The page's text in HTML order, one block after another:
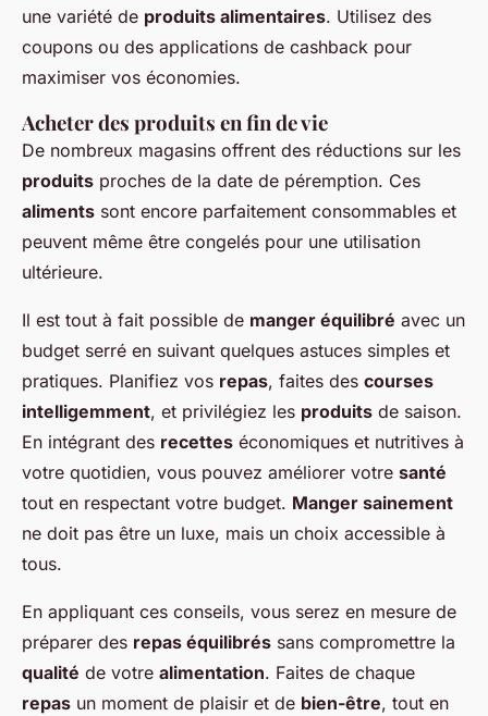
une variété de produits alimentaires. Utilisez des
coupons ou des applications de cashback pour
maximiser vos économies.
Acheter des produits en fin de vie
De nombreux magasins offrent des réductions sur les
produits proches de la date de péremption. Ces
aliments sont encore parfaitement consommables et
peuvent même être congelés pour une utilisation
ultérieure.
Il est tout à fait possible de manger équilibré avec un
budget serré en suivant quelques astuces simples et
pratiques. Planifiez vos repas, faites des courses
intelligemment, et privilégiez les produits de saison.
En intégrant des recettes économiques et nutritives à
votre quotidien, vous pouvez améliorer votre santé
tout en respectant votre budget. Manger sainement
ne doit pas être un luxe, mais un choix accessible à
tous.
En appliquant ces conseils, vous serez en mesure de
préparer des repas équilibrés sans compromettre la
qualité de votre alimentation. Faites de chaque
repas un moment de plaisir et de bien-être, tout en